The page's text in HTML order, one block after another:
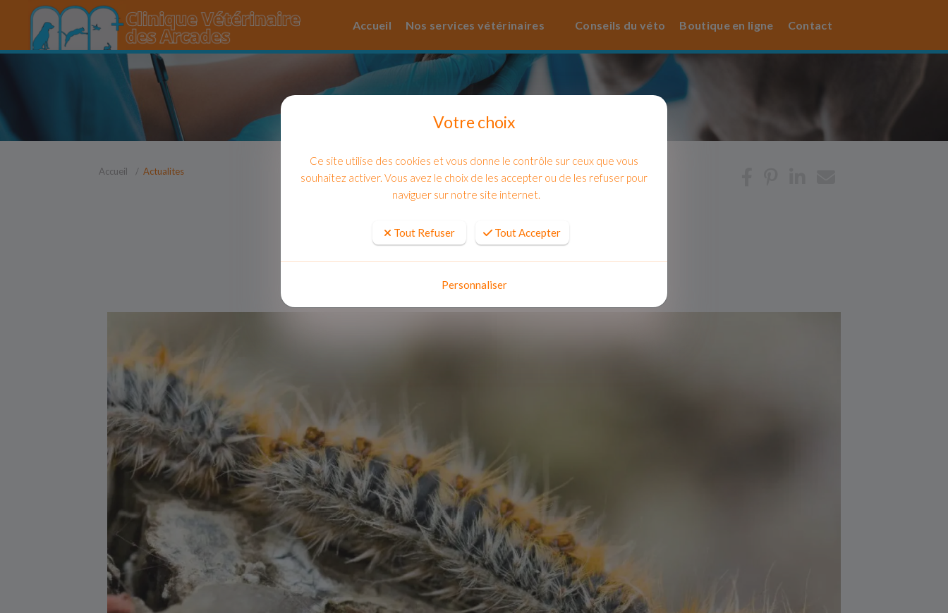
Accueil Nos services vétérinaires Conseils du véto Boutique en ligne Contact
Accueil Actualites
Alerte CHENILLES PROCESSIONNAIRES
Votre choix
Ce site utilise des cookies et vous donne le contrôle sur ceux que vous
souhaitez activer. Vous avez le choix de les accepter ou de les refuser pour
naviguer sur notre site internet.
Tout Refuser Tout Accepter
Personnaliser